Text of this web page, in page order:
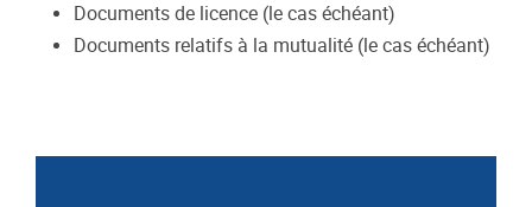
Documents de licence (le cas échéant)
Documents relatifs à la mutualité (le cas échéant)